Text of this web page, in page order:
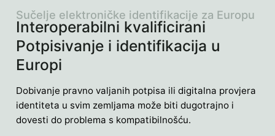
Interoperabilni kvalificirani
Potpisivanje i identifikacija u
Europi
Sučelje elektroničke identifikacije za Europu
Dobivanje pravno valjanih potpisa ili digitalna provjera
identiteta u svim zemljama može biti dugotrajno i
dovesti do problema s kompatibilnošću.